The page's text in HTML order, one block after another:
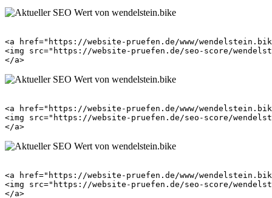
<a href="https://website-pruefen.de/www/
<img src="https://website-pruefen.de/seo-score/
<a href="https://website-pruefen.de/www/
<img src="https://website-pruefen.de/seo-score/
<a href="https://website-pruefen.de/www/
<img src="https://website-pruefen.de/seo-score/